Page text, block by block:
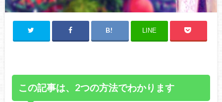
LINE
この記事は、2つの方法でわかります